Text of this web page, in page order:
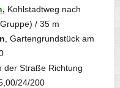
, Kohlstadtweg nach
/ 35 m
, Gartengrundstück am
der Straße Richtung
24/200